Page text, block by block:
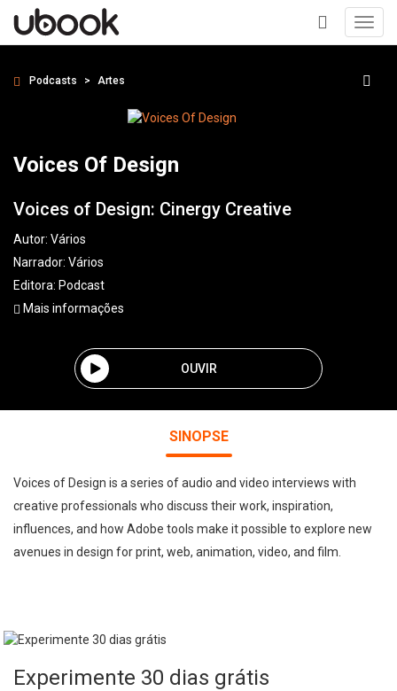
+
Podcasts Artes
Voices Of Design
Voices of Design: Cinergy Creative
Autor: Vários
Narrador: Vários
Editora: Podcast
Mais informações
OUVIR
SINOPSE
Voices of Design is a series of audio and video interviews with
creative professionals who discuss their work, inspiration,
influences, and how Adobe tools make it possible to explore new
avenues in design for print, web, animation, video, and film.
Experimente 30 dias grátis